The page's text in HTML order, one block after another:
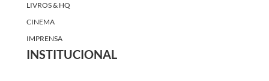
LIVROS & HQ
CINEMA
IMPRENSA
INSTITUCIONAL